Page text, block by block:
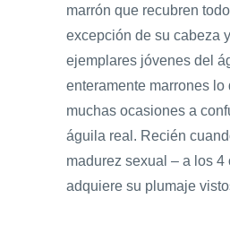
marrón que recubren
excepción de su cabeza
ejemplares jóvenes del
enteramente marrones lo
muchas ocasiones a
águila real. Recién
madurez sexual – a los 4
adquiere su plumaje